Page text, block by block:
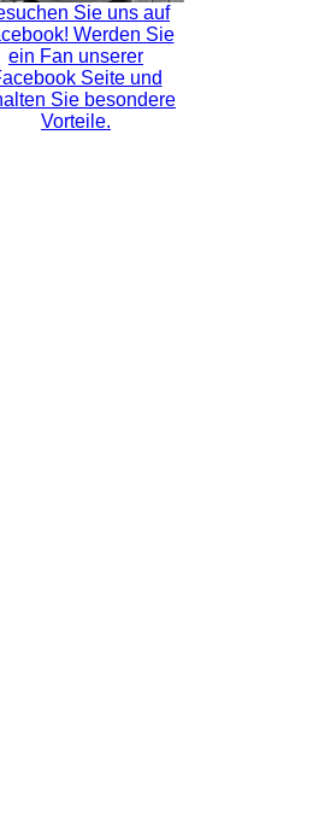
Sie uns auf
Werden Sie
ein Fan unserer
Seite und
Sie besondere
Vorteile.